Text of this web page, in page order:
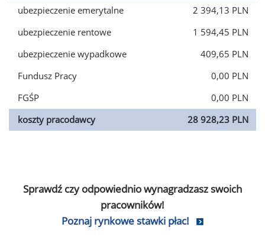
ubezpieczenie emerytalne
2 394,13 PLN
ubezpieczenie rentowe
1 594,45 PLN
ubezpieczenie wypadkowe
409,65 PLN
Fundusz Pracy
0,00 PLN
FGŚP
0,00 PLN
koszty pracodawcy
28 928,23 PLN
Sprawdź czy odpowiednio wynagradzasz swoich
pracowników!
Poznaj rynkowe stawki płac!